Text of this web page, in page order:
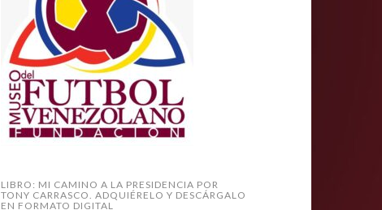
LIBRO: MI CAMINO A LA PRESIDENCIA POR
TONY CARRASCO. ADQUIÉRELO Y DESCÁRGALO
EN FORMATO DIGITAL